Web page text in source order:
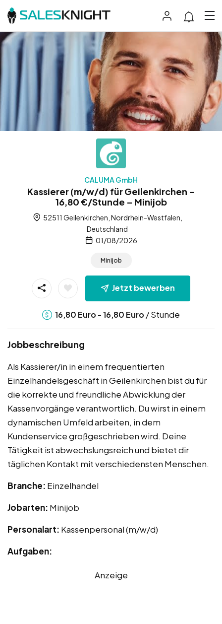
CALUMA GmbH
Kassierer (m/w/d) für Geilenkirchen –
16,80 €/Stunde – Minijob
52511 Geilenkirchen, Nordrhein-Westfalen,
Deutschland
01/08/2026
Minijob
Jetzt bewerben
16,80 Euro -16,80 Euro / Stunde
Jobbeschreibung
Als Kassierer/in in einem frequentierten
Einzelhandelsgeschäft in Geilenkirchen bist du für
die korrekte und freundliche Abwicklung der
Kassenvorgänge verantwortlich. Du wirst in einem
dynamischen Umfeld arbeiten, in dem
Kundenservice großgeschrieben wird. Deine
Tätigkeit ist abwechslungsreich und bietet dir
täglichen Kontakt mit verschiedensten Menschen.
Branche: Einzelhandel
Jobarten: Minijob
Personalart: Kassenpersonal (m/w/d)
Aufgaben:
Anzeige